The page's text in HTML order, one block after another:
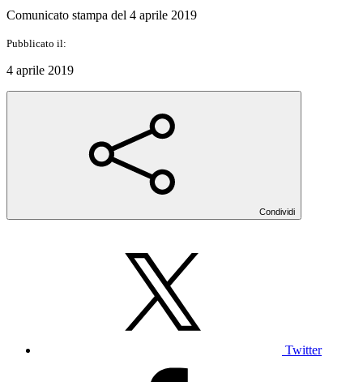
Comunicato stampa del 4 aprile 2019
Pubblicato il:
4 aprile 2019
Condividi
Twitter